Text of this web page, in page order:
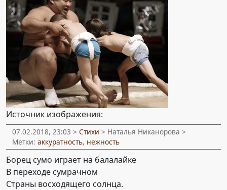
Источник изображения:
07.02.2018, 23:03 > Стихи > Наталья Никанорова >
Метки: аккуратность, нежность
Борец сумо играет на балалайке
В переходе сумрачном
Страны восходящего солнца.